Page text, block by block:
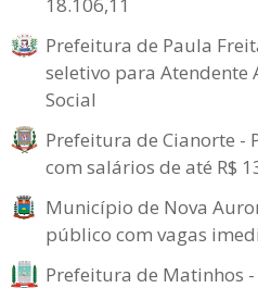
Prefeitura de Paula
seletivo para Atendente
Social
Prefeitura de Cianorte -
com salários de até R$
Município de Nova
público com vagas
Prefeitura de Matinhos